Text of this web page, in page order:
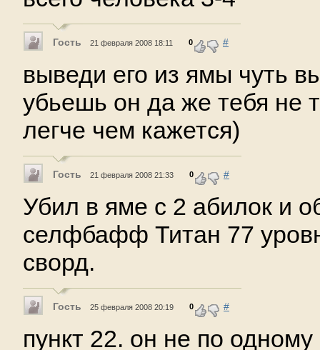
Гость 21 февраля 2008 18:11 0 #
выведи его из ямы чуть
убьешь он да же тебя не
легче чем кажется)
Гость 21 февраля 2008 21:33 0 #
Убил в яме с 2 абилок и
селфбафф Титан 77
сворд.
Гость 25 февраля 2008 20:19 0 #
пункт 22. он не по